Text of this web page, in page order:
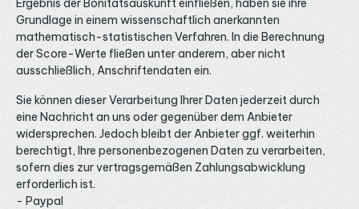
Ergebnis der Bonitätsauskunft einfließen, haben sie ihre
Grundlage in einem wissenschaftlich anerkannten
mathematisch-statistischen Verfahren. In die Berechnung
der Score-Werte fließen unter anderem, aber nicht
ausschließlich, Anschriftendaten ein.
Sie können dieser Verarbeitung Ihrer Daten jederzeit durch
eine Nachricht an uns oder gegenüber dem Anbieter
widersprechen. Jedoch bleibt der Anbieter ggf. weiterhin
berechtigt, Ihre personenbezogenen Daten zu verarbeiten,
sofern dies zur vertragsgemäßen Zahlungsabwicklung
erforderlich ist.
- Paypal